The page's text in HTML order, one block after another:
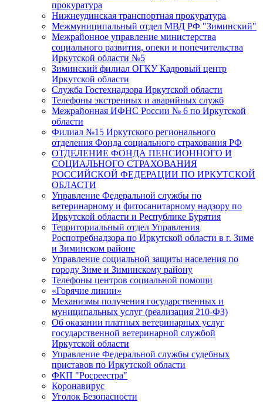
прокуратура
Нижнеудинская транспортная прокуратура
Межмуниципальный отдел МВД РФ "Зиминский"
Межрайонное управление министерства
социального развития, опеки и попечительства
Иркутской области №5
Зиминский филиал ОГКУ Кадровый центр
Иркутской области
Служба Гостехнадзора Иркутской области
Телефоны экстренных и аварийных служб
Межрайонная ИФНС России № 6 по Иркутской
области
Филиал №15 Иркутского регионального
отделения Фонда социального страхования РФ
ОТДЕЛЕНИЕ ФОНДА ПЕНСИОННОГО И
СОЦИАЛЬНОГО СТРАХОВАНИЯ
РОССИЙСКОЙ ФЕДЕРАЦИИ ПО ИРКУТСКОЙ
ОБЛАСТИ
Управление Федеральной службы по
ветеринарному и фитосанитарному надзору по
Иркутской области и Республике Бурятия
Территориальный отдел Управления
Роспотребнадзора по Иркутской области в г. Зиме
и Зиминском районе
Управление социальной защиты населения по
городу Зиме и Зиминскому району
Телефоны центров социальной помощи
«Горячие линии»
Механизмы получения государственных и
муниципальных услуг (реализация 210-ФЗ)
Об оказании платных ветеринарных услуг
государственной ветеринарной службой
Иркутской области
Управление Федеральной службы судебных
приставов по Иркутской области
ФКП "Росреестра"
Коронавирус
Уголок Безопасности